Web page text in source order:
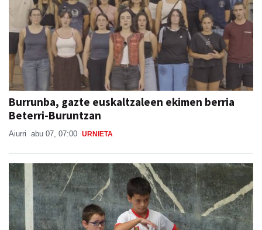
Burrunba, gazte euskaltzaleen ekimen berria
Beterri-Buruntzan
Aiurri abu 07, 07:00 URNIETA